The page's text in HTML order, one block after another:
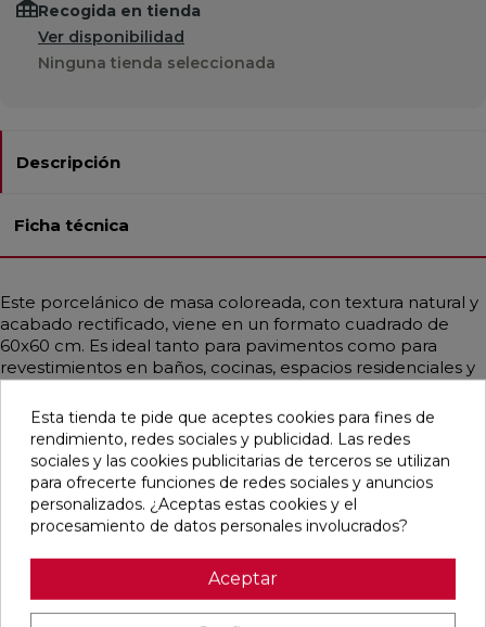
Recogida en tienda
Ver disponibilidad
Ninguna tienda seleccionada
Descripción
Ficha técnica
Este porcelánico de masa coloreada, con textura natural y
acabado rectificado, viene en un formato cuadrado de
60x60 cm. Es ideal tanto para pavimentos como para
revestimientos en baños, cocinas, espacios residenciales y
junto con su resistencia a ácidos y bases, lo hacen muy
duradero. Con un estilo contemporáneo que combina
influencias nórdicas y mediterráneas, simula piedra en un
elegante color hueso.
Pensamos que te puede interesar
Esta tienda te pide que aceptes cookies para fines de
rendimiento, redes sociales y publicidad. Las redes
sociales y las cookies publicitarias de terceros se utilizan
para ofrecerte funciones de redes sociales y anuncios
personalizados. ¿Aceptas estas cookies y el
procesamiento de datos personales involucrados?
Aceptar